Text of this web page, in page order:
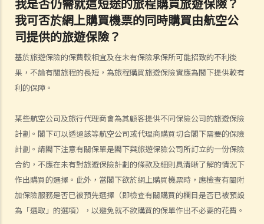
我可否於網上購買機票的同時購買由航空公
司提供的旅遊保險？
基於旅遊保險的保費較相宜及在未有保險承保所可能招致的不利後
果，不論有關旅程的長短，為旅程購買旅遊保險實應為閣下提供較有
利的保障。
某些航空公司及旅行代理商會為其顧客提供不同保險公司的旅遊保險
計劃。閣下可以透過該等航空公司或代理商購買切合閣下需要的保險
計劃。請閣下注意有關保單是閣下與旅遊保險公司所訂立的一份保險
合約，不應在未有對旅遊保險計劃的條款及細則具清晰了解的情況下
作出購買的選擇。此外，當閣下欲於網上購買機票時，應檢查有關附
加保險服務是否已被預先選擇（即檢查有關購買的欄目是否已被預設
為「選取」的選項），以避免就不欲購買的保單作出不必要的花費。
付保費之前發生意外，保險公司會否拒絕我的索償？
5. 保險公司延遲處理我的索償申請。我可以因為這樣的延誤索取利息
我可以透過甚麼渠道購買保險產品?
a. 保險中介人
1. 保險中介人有兩類─保險代理（insurance agent） 和保險經紀
（insurance broker）。兩者的角色或職責有甚麼分別？他們的專業資
格又有何不同？他們是否需要在認可機構註冊後才可工作？
2. 在新的監管制度下，對持牌保險中介人、保險代理機構或保險經紀公
司負責人有甚麼要求?